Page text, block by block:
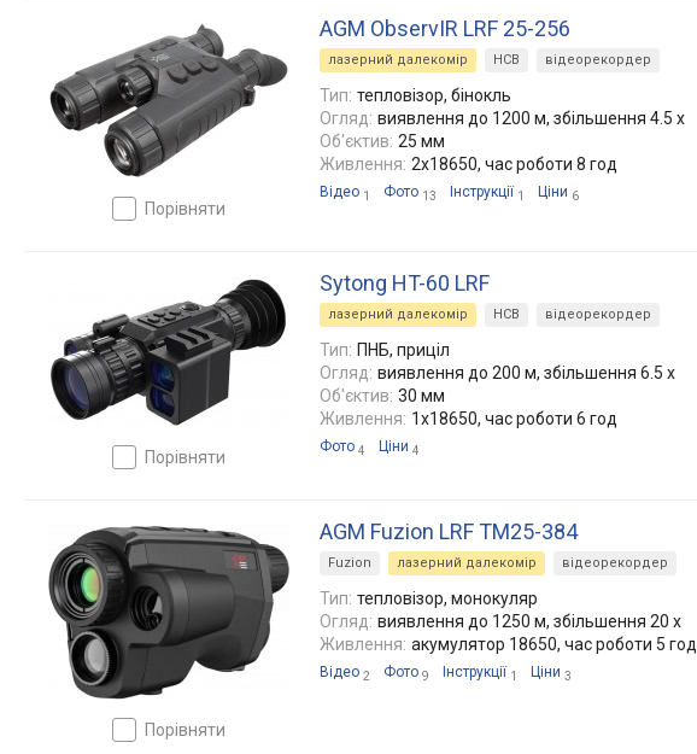
порівняти
AGM ObservIR LRF 25-256
лазерний далекомір НСВ відеорекордер
Тип: тепловізор, бінокль
Огляд: виявлення до 1200 м, збільшення 4.5 x
Об'єктив: 25 мм
Живлення: 2x18650, час роботи 8 год
Відео 1 Фото 13 Інструкції 1 Ціни 6
порівняти
Sytong HT-60 LRF
лазерний далекомір НСВ відеорекордер
Тип: ПНБ, приціл
Огляд: виявлення до 200 м, збільшення 6.5 x
Об'єктив: 30 мм
Живлення: 1x18650, час роботи 6 год
Фото 4 Ціни 4
порівняти
AGM Fuzion LRF TM25-384
Fuzion лазерний далекомір відеорекордер
Тип: тепловізор, монокуляр
Огляд: виявлення до 1250 м, збільшення 20 x
Живлення: акумулятор 18650, час роботи 5 год
Відео 2 Фото 9 Інструкції 1 Ціни 3